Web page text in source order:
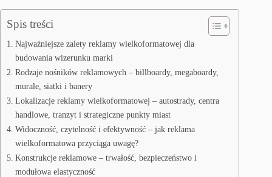
Spis treści
Najważniejsze zalety reklamy wielkoformatowej dla
budowania wizerunku marki
Rodzaje nośników reklamowych – billboardy, megaboardy,
murale, siatki i banery
Lokalizacje reklamy wielkoformatowej – autostrady, centra
handlowe, tranzyt i strategiczne punkty miast
Widoczność, czytelność i efektywność – jak reklama
wielkoformatowa przyciąga uwagę?
Konstrukcje reklamowe – trwałość, bezpieczeństwo i
modułowa elastyczność